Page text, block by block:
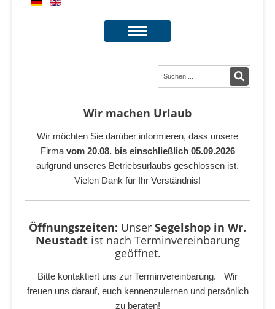
Wir machen Urlaub
Wir möchten Sie darüber informieren, dass unsere
Firma vom 20.08. bis einschließlich 05.09.2026
aufgrund unseres Betriebsurlaubs geschlossen ist.
Vielen Dank für Ihr Verständnis!
Öffnungszeiten: Unser Segelshop in Wr.
Neustadt ist nach Terminvereinbarung
geöffnet.
Bitte kontaktiert uns zur Terminvereinbarung. Wir
freuen uns darauf, euch kennenzulernen und persönlich
zu beraten!